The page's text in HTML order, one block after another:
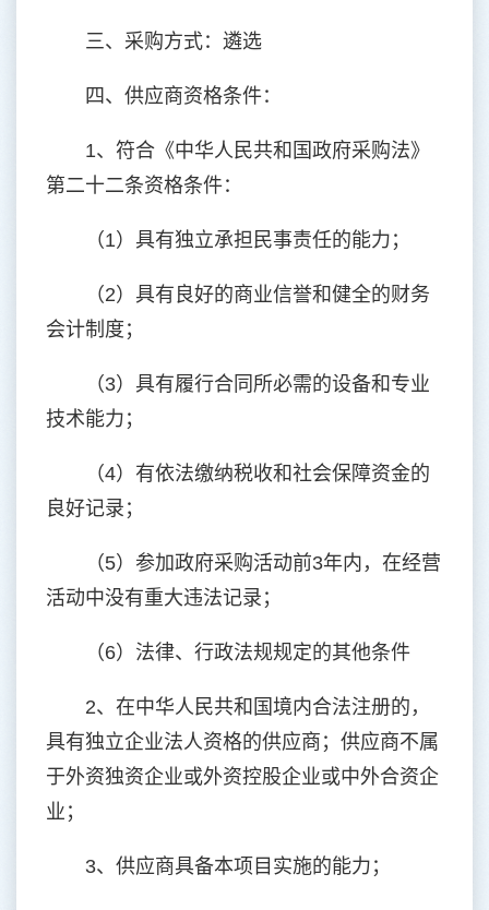
三、采购方式：遴选
四、供应商资格条件：
1、符合《中华人民共和国政府采购法》
第二十二条资格条件：
（1）具有独立承担民事责任的能力；
（2）具有良好的商业信誉和健全的财务
会计制度；
（3）具有履行合同所必需的设备和专业
技术能力；
（4）有依法缴纳税收和社会保障资金的
良好记录；
（5）参加政府采购活动前3年内，在经营
活动中没有重大违法记录；
（6）法律、行政法规规定的其他条件
2、在中华人民共和国境内合法注册的，
具有独立企业法人资格的供应商；供应商不属
于外资独资企业或外资控股企业或中外合资企
业；
3、供应商具备本项目实施的能力；